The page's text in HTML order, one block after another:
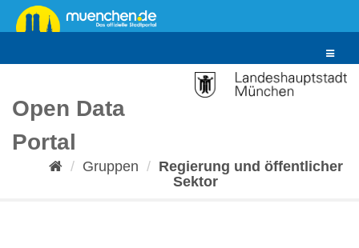
Überspringen
zum
Toggle
Open Data
Portal
Gruppen
Regierung und öffentlicher
Sektor